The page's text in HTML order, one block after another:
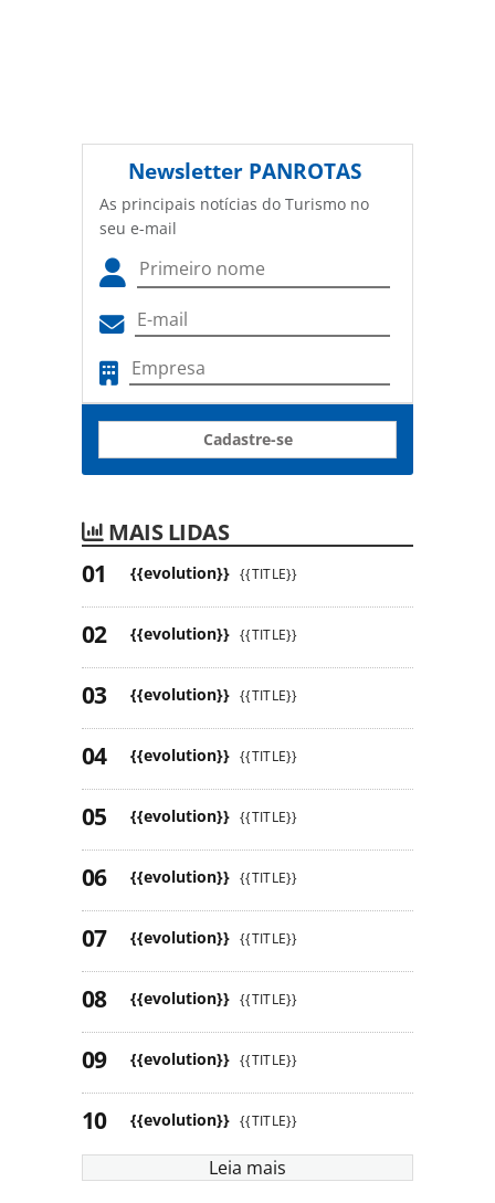
Newsletter PANROTAS
As principais notícias do Turismo no
seu e-mail
Cadastre-se
MAIS LIDAS
{{evolution}} {{TITLE}}
{{evolution}} {{TITLE}}
{{evolution}} {{TITLE}}
{{evolution}} {{TITLE}}
{{evolution}} {{TITLE}}
{{evolution}} {{TITLE}}
{{evolution}} {{TITLE}}
{{evolution}} {{TITLE}}
{{evolution}} {{TITLE}}
{{evolution}} {{TITLE}}
Leia mais